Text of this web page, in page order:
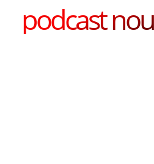
podcast